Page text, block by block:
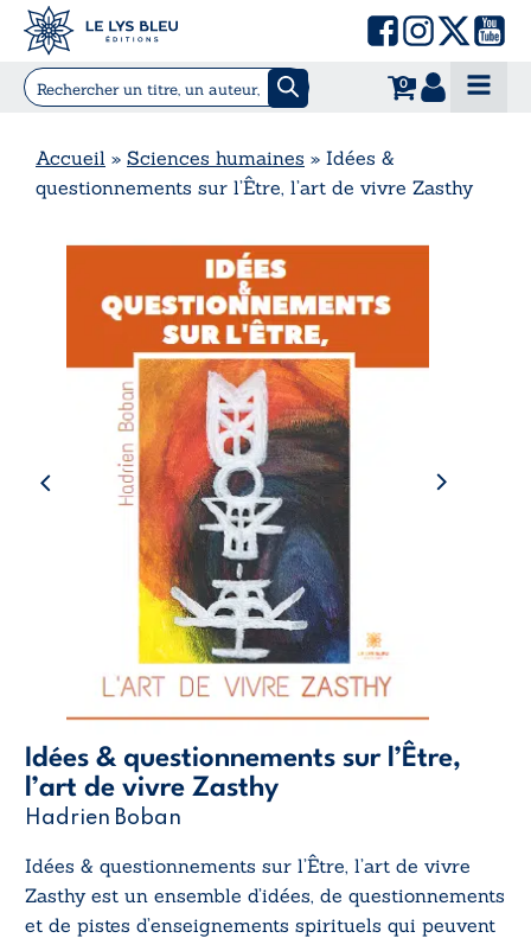
0
Accueil » Sciences humaines » Idées &
questionnements sur l’Être, l’art de vivre Zasthy
Idées & questionnements sur l’Être,
l’art de vivre Zasthy
Hadrien Boban
Idées & questionnements sur l’Être, l’art de vivre
Zasthyest un ensemble d’idées, de questionnements
et de pistes d’enseignements spirituels qui peuvent